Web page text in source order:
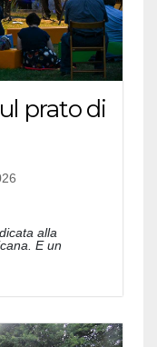
prato di
alla
E un